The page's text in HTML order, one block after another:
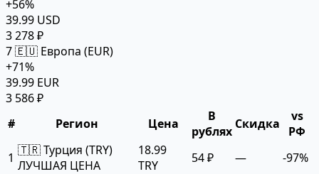
+56%
39.99 USD
3 278 ₽
7🇪🇺 Европа (EUR)
+71%
39.99 EUR
3 586 ₽
#
Регион Цена
В
рублях Скидка
vs
РФ
1 🇹🇷 Турция (TRY)
ЛУЧШАЯ ЦЕНА
18.99
TRY
54 ₽ — -97%